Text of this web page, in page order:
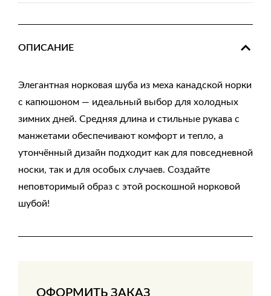
ОПИСАНИЕ
Элегантная норковая шуба из меха канадской норки
с капюшоном — идеальный выбор для холодных
зимних дней. Средняя длина и стильные рукава с
манжетами обеспечивают комфорт и тепло, а
утончённый дизайн подходит как для повседневной
носки, так и для особых случаев. Создайте
неповторимый образ с этой роскошной норковой
шубой!
ОФОРМИТЬ ЗАКАЗ